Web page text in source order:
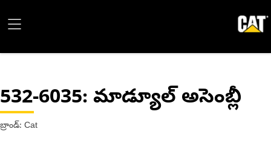
532-6035: మాడ్యూల్ అసెంబ్లీ
బ్రాండ్: Cat